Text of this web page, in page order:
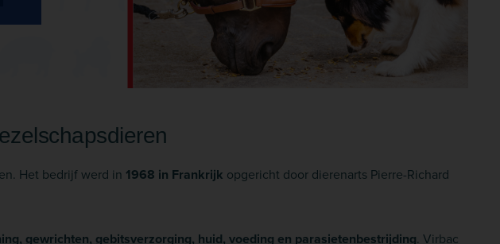
Het bedrijf werd in 1968 in Frankrijk opgericht door dierenarts Pierre-Richard
gewrichten, gebitsverzorging, huid, voeding en parasietenbestrijding. Virbac